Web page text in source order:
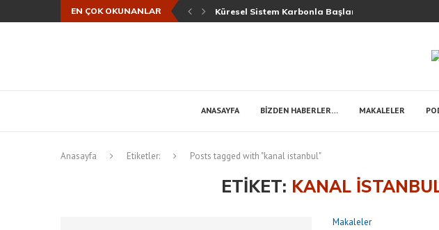
EN ÇOK OKUNANLAR Küresel Sistem Karbonla Başlar, Kanla Biter!
ANASAYFA BIZDEN HABERLER… MAKALELER
Anasayfa Etiketler: Posts tagged with "kanal istanbul"
ETIKET: KANAL
Makaleler